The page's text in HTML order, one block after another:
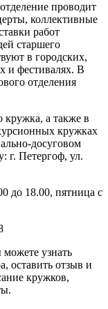
проводит
коллективные
работ
старшего
в городских,
и фестивалях. В
отделения
кружка, а также в
кружках
досуговом
г. Петергоф, ул.
до 18.00, пятница с
можете узнать
оставить отзыв и
кружков,